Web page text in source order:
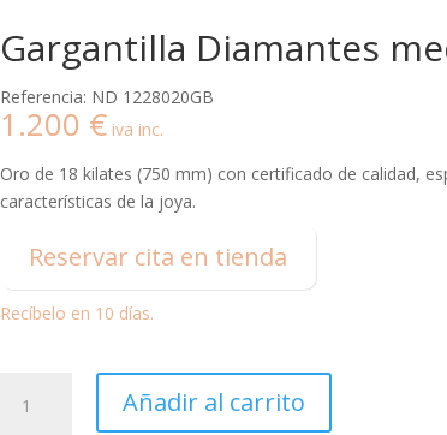
Gargantilla Diamantes
Referencia: ND 1228020GB
1.200 € iva inc.
Oro de 18 kilates (750 mm) con certificado de calidad,
características de la joya.
Reservar cita en tienda
Recíbelo en 10 días.
Diamantes
Añadir al carrito